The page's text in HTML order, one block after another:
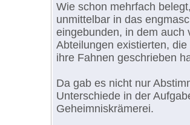
Wie schon mehrfach
unmittelbar in das
eingebunden, in dem auch
Abteilungen existierten,
ihre Fahnen geschrieben
Da gab es nicht nur
Unterschiede in der
Geheimniskrämerei.